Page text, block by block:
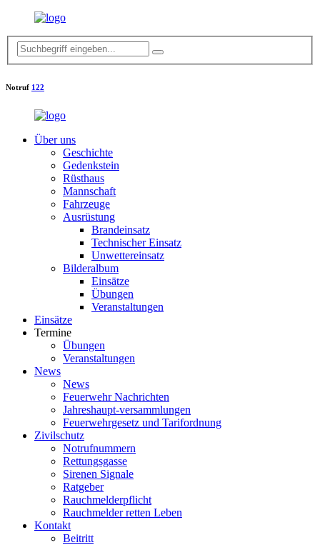
Notruf 122
Über uns
Geschichte
Gedenkstein
Rüsthaus
Mannschaft
Fahrzeuge
Ausrüstung
Brandeinsatz
Technischer Einsatz
Unwettereinsatz
Bilderalbum
Einsätze
Übungen
Veranstaltungen
Einsätze
Termine
Übungen
Veranstaltungen
News
News
Feuerwehr Nachrichten
Jahreshaupt-versammlungen
Feuerwehrgesetz und Tarifordnung
Zivilschutz
Notrufnummern
Rettungsgasse
Sirenen Signale
Ratgeber
Rauchmelderpflicht
Rauchmelder retten Leben
Kontakt
Beitritt